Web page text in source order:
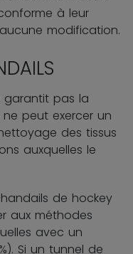
à leur
modification.
garantit pas la
peut exercer un
des tissus
auxquelles le
de hockey
aux méthodes
avec un
Si un tunnel de